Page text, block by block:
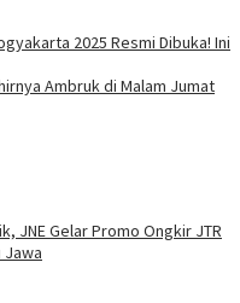
2025 Resmi Dibuka! Ini
Ambruk di Malam Jumat
JNE Gelar Promo Ongkir JTR
Jawa